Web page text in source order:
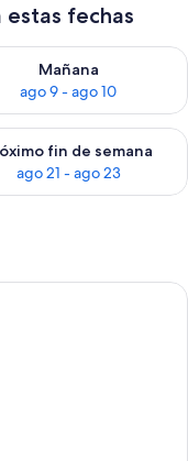
estas fechas
- ago 9
Mañana
ago 9 - ago 10
la disponibilidad
semana ago 14 -
fin de semana
ago 21 - ago 23
la disponibilidad
pequeño y ordenado,